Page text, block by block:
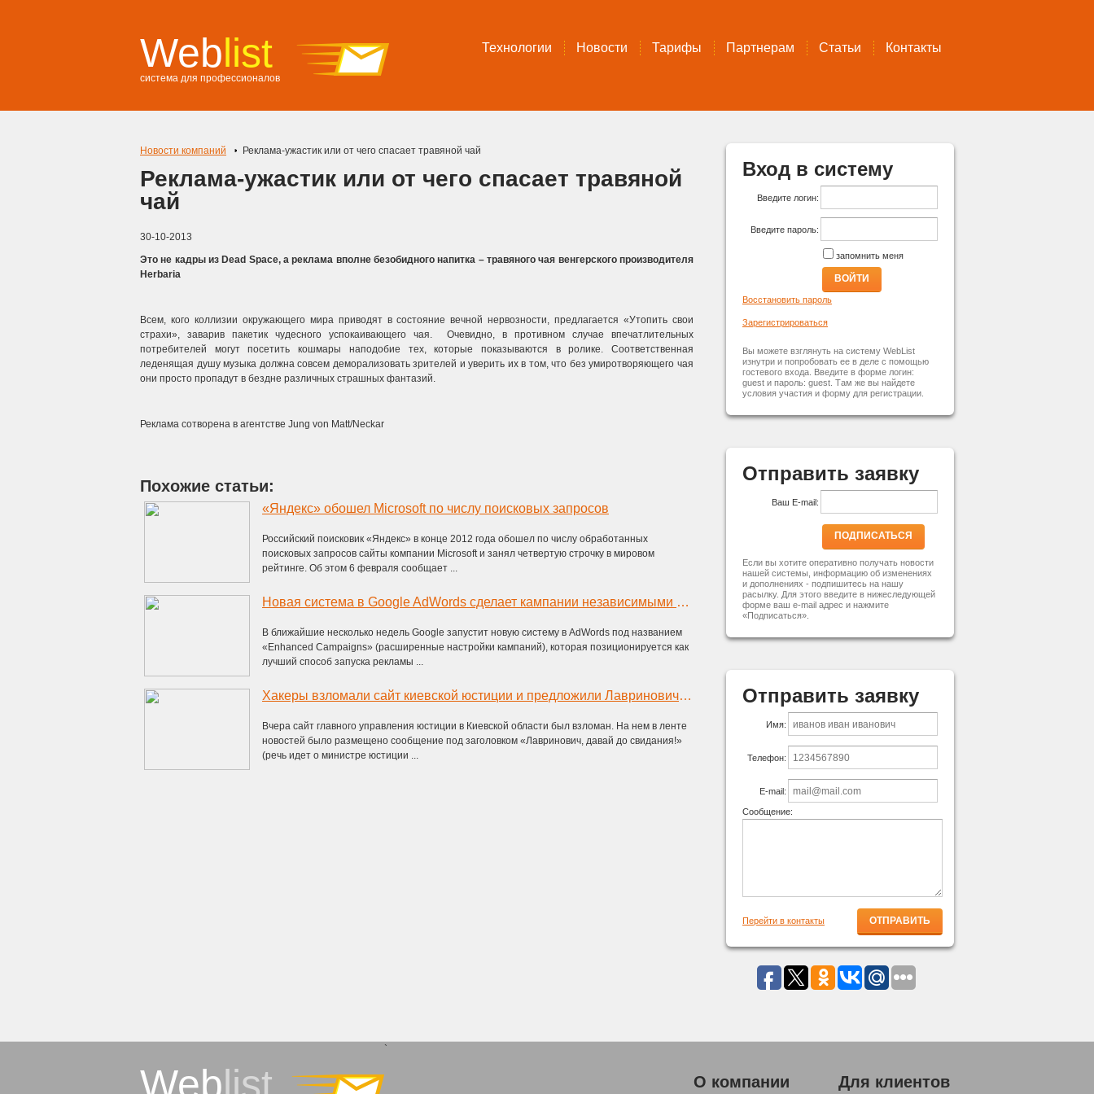
Weblist
система для профессионалов
Технологии Новости Тарифы Партнерам Статьи Контакты
Новости компаний Реклама-ужастик или от чего спасает травяной чай
Реклама-ужастик или от чего спасает травяной
чай
30-10-2013
Это не кадры из Dead Space, а реклама вполне безобидного напитка – травяного чая венгерского производителя
Herbaria
Всем, кого коллизии окружающего мира приводят в состояние вечной нервозности, предлагается «Утопить свои
страхи», заварив пакетик чудесного успокаивающего чая. Очевидно, в противном случае впечатлительных
потребителей могут посетить кошмары наподобие тех, которые показываются в ролике. Соответственная
леденящая душу музыка должна совсем деморализовать зрителей и уверить их в том, что без умиротворяющего чая
они просто пропадут в бездне различных страшных фантазий.
Реклама сотворена в агентстве Jung von Matt/Neckar
Похожие статьи:
«Яндекс» обошел Microsoft по числу поисковых запросов
Российский поисковик «Яндекс» в конце 2012 года обошел по числу обработанных
поисковых запросов сайты компании Microsoft и занял четвертую строчку в мировом
рейтинге. Об этом 6 февраля сообщает ...
Новая система в Google AdWords сделает кампании независимыми от типа устройства
В ближайшие несколько недель Google запустит новую систему в AdWords под названием
«Enhanced Campaigns» (расширенные настройки кампаний), которая позиционируется как
лучший способ запуска рекламы ...
Хакеры взломали сайт киевской юстиции и предложили Лавриновичу «Давай, до свидания!»
Вчера сайт главного управления юстиции в Киевской области был взломан. На нем в ленте
новостей было размещено сообщение под заголовком «Лавринович, давай до свидания!»
(речь идет о министре юстиции ...
Вход в систему
Введите логин:
Введите пароль:
запомнить меня
ВОЙТИ
Восстановить пароль
Зарегистрироваться
Вы можете взглянуть на систему WebList
изнутри и попробовать ее в деле с помощью
гостевого входа. Введите в форме логин:
guest и пароль: guest. Там же вы найдете
условия участия и форму для регистрации.
Отправить заявку
Ваш E-mail:
ПОДПИСАТЬСЯ
Если вы хотите оперативно получать новости
нашей системы, информацию об изменениях
и дополнениях - подпишитесь на нашу
расылку. Для этого введите в нижеследующей
форме ваш e-mail адрес и нажмите
«Подписаться».
Отправить заявку
Имя:
Телефон:
E-mail:
Сообщение:
Перейти в контакты
Weblist
`
О компании Для клиентов